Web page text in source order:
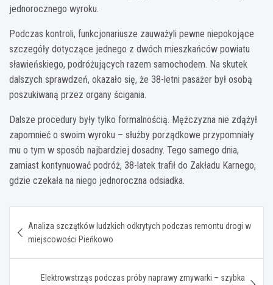
jednorocznego wyroku.
Podczas kontroli, funkcjonariusze zauważyli pewne niepokojące
szczegóły dotyczące jednego z dwóch mieszkańców powiatu
sławieńskiego, podróżujących razem samochodem. Na skutek
dalszych sprawdzeń, okazało się, że 38-letni pasażer był osobą
poszukiwaną przez organy ścigania.
Dalsze procedury były tylko formalnością. Mężczyzna nie zdążył
zapomnieć o swoim wyroku – służby porządkowe przypomniały
mu o tym w sposób najbardziej dosadny. Tego samego dnia,
zamiast kontynuować podróż, 38-latek trafił do Zakładu Karnego,
gdzie czekała na niego jednoroczna odsiadka.
wpisu
Analiza szczątków ludzkich odkrytych podczas remontu drogi w
miejscowości Pieńkowo
Elektrowstrząs podczas próby naprawy zmywarki – szybka